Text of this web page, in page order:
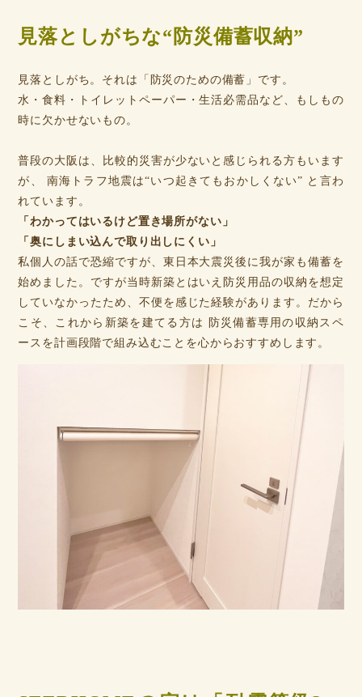
見落としがちな“防災備蓄収納”
見落としがち。それは「防災のための備蓄」です。
水・食料・トイレットペーパー・生活必需品など、もしもの
時に欠かせないもの。
普段の大阪は、比較的災害が少ないと感じられる方もいます
が、 南海トラフ地震は“いつ起きてもおかしくない” と言わ
れています。
「わかってはいるけど置き場所がない」
「奥にしまい込んで取り出しにくい」
私個人の話で恐縮ですが、東日本大震災後に我が家も備蓄を
始めました。ですが当時新築とはいえ防災用品の収納を想定
していなかったため、不便を感じた経験があります。だから
こそ、これから新築を建てる方は 防災備蓄専用の収納スペ
ースを計画段階で組み込むことを心からおすすめします。